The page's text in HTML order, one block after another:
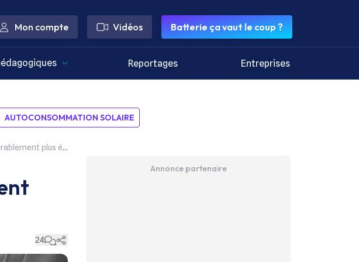
Mon compte Vidéos Batterie ça vaut le coup ?
Reportages Entreprises
AUTOCONSOMMATION SOLAIRE
plus écologiques
24
Annonce partenaire